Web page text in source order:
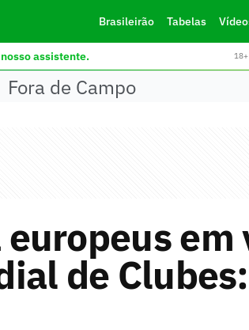
Brasileirão Tabelas
assistente.
Fora de Campo
europeus em
de Clubes: